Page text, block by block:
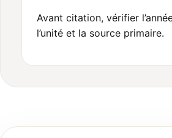
Avant citation, vérifier
l’unité et la source primaire.